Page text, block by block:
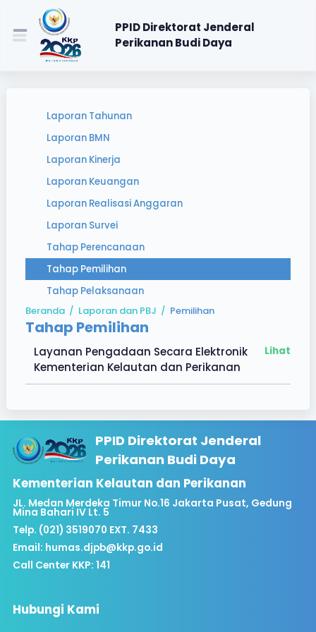
PPID Direktorat Jenderal
Perikanan Budi Daya
Laporan Tahunan
Laporan BMN
Laporan Kinerja
Laporan Keuangan
Laporan Realisasi Anggaran
Laporan Survei
Tahap Perencanaan
Tahap Pemilihan
Tahap Pelaksanaan
Beranda / Laporan dan PBJ / Pemilihan
Tahap Pemilihan
Layanan Pengadaan Secara Elektronik
Kementerian Kelautan dan Perikanan
Lihat
PPID Direktorat Jenderal
Perikanan Budi Daya
Kementerian Kelautan dan Perikanan
JL. Medan Merdeka Timur No.16 Jakarta Pusat, Gedung
Mina Bahari IV Lt. 5
Telp. (021) 3519070 EXT. 7433
Email: humas.djpb@kkp.go.id
Call Center KKP: 141
Hubungi Kami